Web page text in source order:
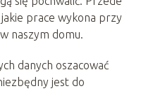
prace wykona przy
naszym domu.
danych oszacować
jest do